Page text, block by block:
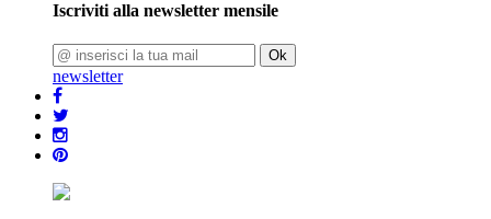
Iscriviti alla newsletter mensile
Ok
newsletter